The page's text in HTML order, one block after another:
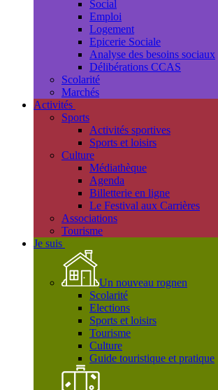
Social
Emploi
Logement
Epicerie Sociale
Analyse des besoins sociaux
Délibérations CCAS
Scolarité
Marchés
Activités
Sports
Activités sportives
Sports et loisirs
Culture
Médiathèque
Agenda
Billetterie en ligne
Le Festival aux Carrières
Associations
Tourisme
Je suis
Un nouveau rognen
Scolarité
Elections
Sports et loisirs
Tourisme
Culture
Guide touristique et pratique